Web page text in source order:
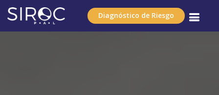
Diagnóstico de Riesgo